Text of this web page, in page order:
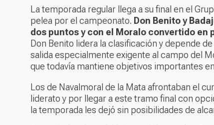
La temporada regular llega a su final en el
pelea por el campeonato. Don Benito y
dos puntos y con el Moralo convertido
Don Benito lidera la clasificación y depende
salida especialmente exigente al campo del
que todavía mantiene objetivos importantes
Los de Navalmoral de la Mata afrontaban el
liderato y por llegar a este tramo final con
la temporada les dejó sin posibilidades de